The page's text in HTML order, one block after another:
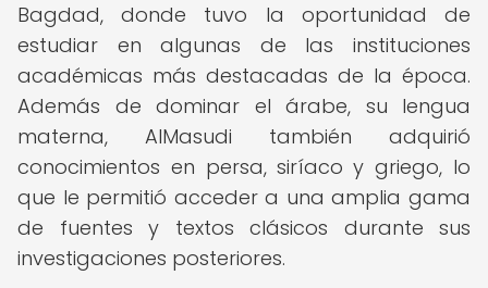
Bagdad, donde tuvo la oportunidad de
estudiar en algunas de las instituciones
académicas más destacadas de la época.
Además de dominar el árabe, su lengua
materna, AlMasudi también adquirió
conocimientos en persa, siríaco y griego, lo
que le permitió acceder a una amplia gama
de fuentes y textos clásicos durante sus
investigaciones posteriores.